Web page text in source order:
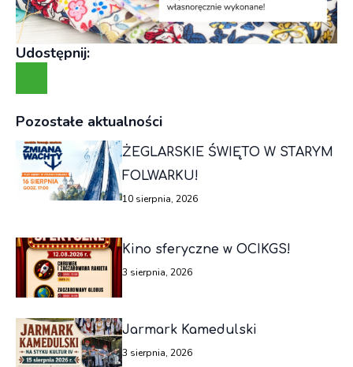
Udostępnij:
Pozostałe aktualności
ŻEGLARSKIE ŚWIĘTO W STARYM
FOLWARKU!
10 sierpnia, 2026
Kino sferyczne w OCIKGS!
3 sierpnia, 2026
Jarmark Kamedulski
3 sierpnia, 2026